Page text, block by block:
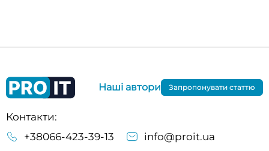
Контакти:
+38066-423-39-13
info@proit.ua
Наші автори Запропонувати статтю